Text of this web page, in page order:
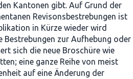
Kantonen gibt. Auf Grund der
Revisonsbestrebungen ist
in Kürze wieder wird
Bestrebungen zur Aufhebung oder
sich die neue Broschüre wie
eine ganze Reihe von meist
auf eine Änderung der